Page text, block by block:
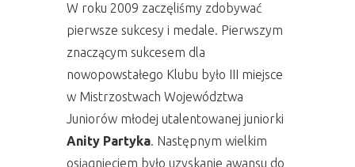
W roku 2009 zaczęliśmy zdobywać
pierwsze sukcesy i medale. Pierwszym
znaczącym sukcesem dla
nowopowstałego Klubu było III miejsce
w Mistrzostwach Województwa
Juniorów młodej utalentowanej juniorki
Anity Partyka. Następnym wielkim
osiągnięciem było uzyskanie awansu do